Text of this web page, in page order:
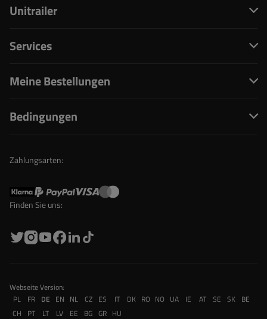
Unitrailer
Services
Meine Bestellungen
Bedingungen
Zahlungsarten:
Finden Sie uns:
Webseite Version:
PL
FR DE EN NL CZ ES IT DK RO NO UA IE AT SE SK BE
CH
PT LT LV EE BG GR HU